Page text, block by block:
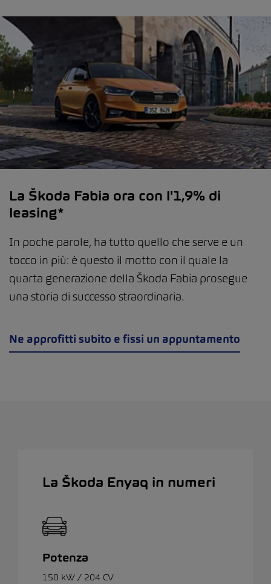
La Škoda Fabia ora con l'1,9% di
leasing*
In poche parole, ha tutto quello che serve e un
tocco in più: è questo il motto con il quale la
quarta generazione della Škoda Fabia prosegue
una storia di successo straordinaria.
Ne approfitti subito e fissi un appuntamento
La Škoda Enyaq in numeri
Potenza
150 kW / 204 CV